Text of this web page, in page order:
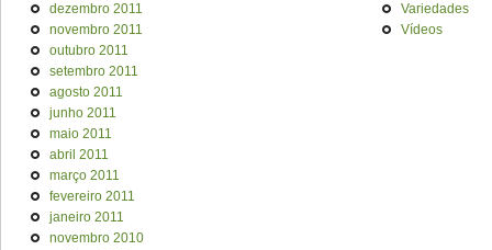
dezembro 2011
novembro 2011
outubro 2011
setembro 2011
agosto 2011
junho 2011
maio 2011
abril 2011
março 2011
fevereiro 2011
janeiro 2011
novembro 2010
Variedades
Vídeos